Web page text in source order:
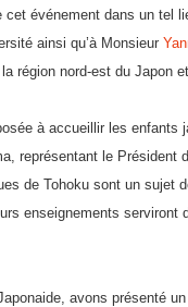
événement dans un tel
ainsi qu’à Monsieur
région nord-est du Japon
à accueillir les enfants
représentant le Président
de Tohoku sont un sujet
enseignements serviront
avons présenté